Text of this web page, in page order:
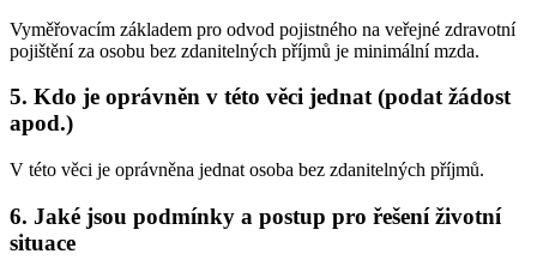
Vyměřovacím základem pro odvod pojistného na veřejné zdravotní
pojištění za osobu bez zdanitelných příjmů je minimální mzda.
5. Kdo je oprávněn v této věci jednat (podat žádost
apod.)
V této věci je oprávněna jednat osoba bez zdanitelných příjmů.
6. Jaké jsou podmínky a postup pro řešení životní
situace